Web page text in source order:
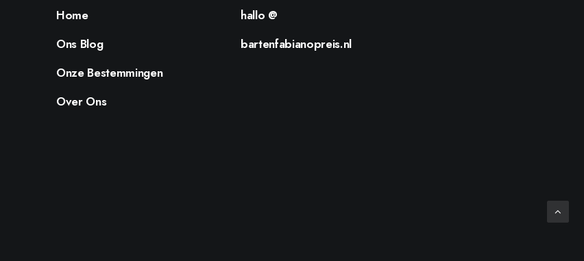
Home
Ons Blog
Onze Bestemmingen
Over Ons
hallo @
bartenfabianopreis.nl